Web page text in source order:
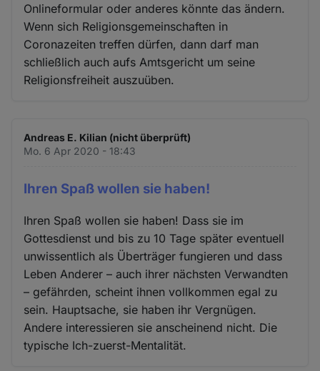
Onlineformular oder anderes könnte das ändern.
Wenn sich Religionsgemeinschaften in
Coronazeiten treffen dürfen, dann darf man
schließlich auch aufs Amtsgericht um seine
Religionsfreiheit auszuüben.
Andreas E. Kilian (nicht überprüft)
Mo. 6 Apr 2020 - 18:43
Ihren Spaß wollen sie haben!
Ihren Spaß wollen sie haben! Dass sie im
Gottesdienst und bis zu 10 Tage später eventuell
unwissentlich als Überträger fungieren und dass
Leben Anderer – auch ihrer nächsten Verwandten
– gefährden, scheint ihnen vollkommen egal zu
sein. Hauptsache, sie haben ihr Vergnügen.
Andere interessieren sie anscheinend nicht. Die
typische Ich-zuerst-Mentalität.